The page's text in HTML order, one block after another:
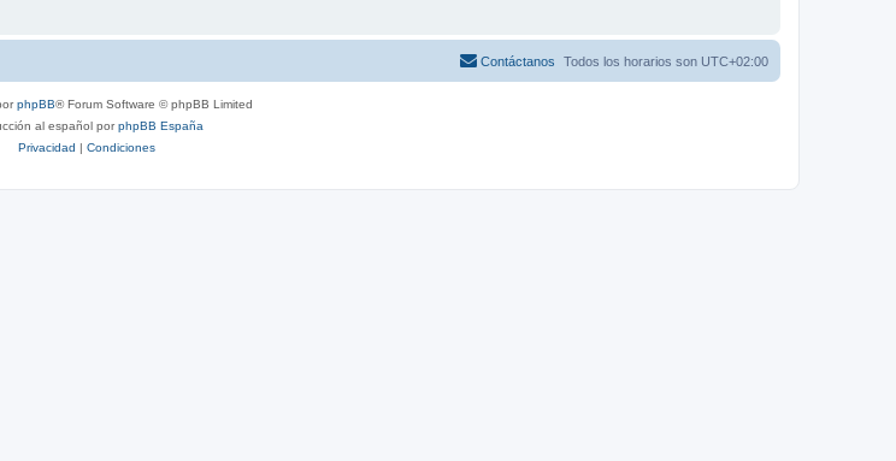
Todos los horarios son UTC+02:00
Contáctanos
phpBB® Forum Software © phpBB Limited
al español porphpBB España
Privacidad | Condiciones